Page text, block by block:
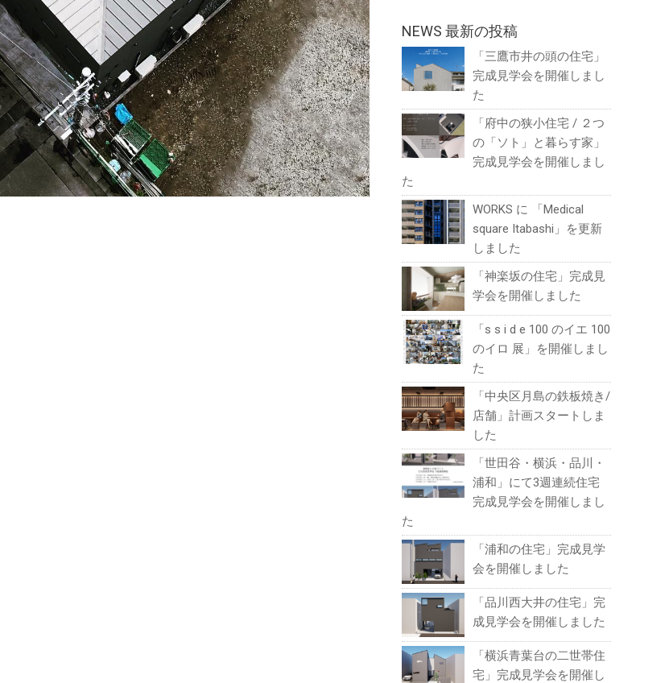
NEWS 最新の投稿
「三鷹市井の頭の住宅」
完成見学会を開催しまし
た
「府中の狭小住宅 / ２つ
の「ソト」と暮らす家」
完成見学会を開催しまし
た
WORKS に 「Medical
square Itabashi」を更新
しました
「神楽坂の住宅」完成見
学会を開催しました
「s s i d e 100 のイエ 100
のイロ 展」を開催しまし
た
「中央区月島の鉄板焼き/
店舗」計画スタートしま
した
「世田谷・横浜・品川・
浦和」にて3週連続住宅
完成見学会を開催しまし
た
「浦和の住宅」完成見学
会を開催しました
「品川西大井の住宅」完
成見学会を開催しました
「横浜青葉台の二世帯住
宅」完成見学会を開催し